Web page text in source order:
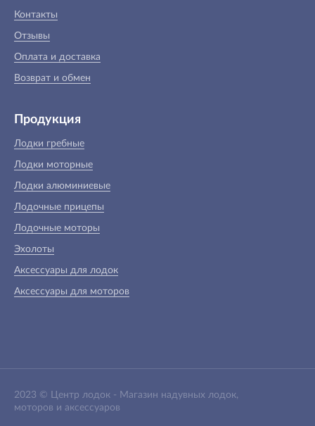
Контакты
Отзывы
Оплата и доставка
Возврат и обмен
Продукция
Лодки гребные
Лодки моторные
Лодки алюминиевые
Лодочные прицепы
Лодочные моторы
Эхолоты
Аксессуары для лодок
Аксессуары для моторов
2023 © Центр лодок - Магазин надувных лодок,
моторов и аксессуаров